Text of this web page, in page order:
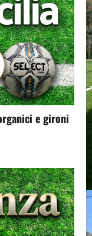
e gironi